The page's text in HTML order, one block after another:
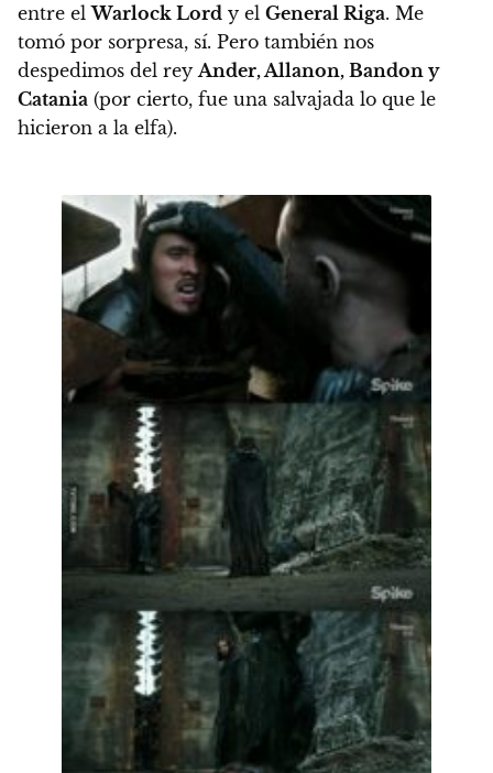
entre elWarlock Lord y el General Riga. Me
tomó por sorpresa, sí. Pero también nos
despedimos del reyAnder, Allanon, Bandon y
Catania (por cierto, fue una salvajada lo que le
hicieron a la elfa).